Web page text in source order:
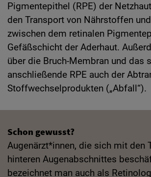
Pigmentepithel (RPE) der
den Transport von Nährstoffen
zwischen dem retinalen
Gefäßschicht der Aderhaut.
über die Bruch-Membran und das
anschließende RPE auch der
Stoffwechselprodukten („Abfall“).
Schon gewusst?
Augenärzt*innen, die sich mit den
hinteren Augenabschnittes
bezeichnet man auch als